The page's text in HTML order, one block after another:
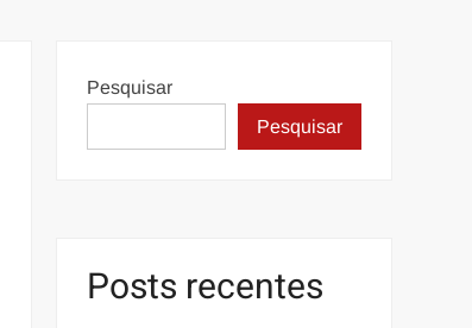
Pesquisar
Pesquisar
Posts recentes